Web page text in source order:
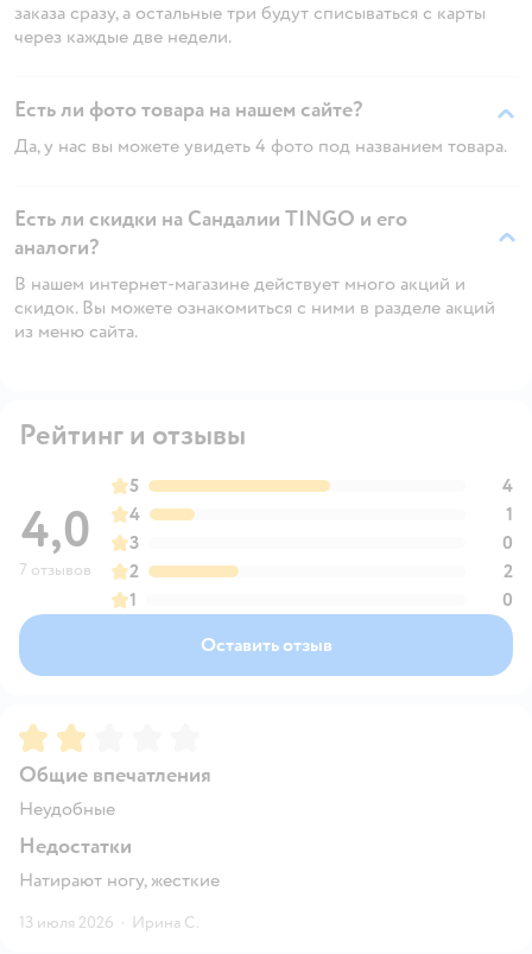
заказа сразу, а остальные три будут списываться с карты
через каждые две недели.
Есть ли фото товара на нашем сайте?
Да, у нас вы можете увидеть 4 фото под названием товара.
Есть ли скидки на Сандалии TINGO и его
аналоги?
В нашем интернет-магазине действует много акций и
скидок. Вы можете ознакомиться с ними в разделе акций
из меню сайта.
Рейтинг и отзывы
4,0
7 отзывов
5
4
4
1
3
0
2
2
1
0
Оставить отзыв
Рейтинг:
Общие впечатления
Неудобные
Недостатки
Натирают ногу, жесткие
13 июля 2026 · Ирина С.